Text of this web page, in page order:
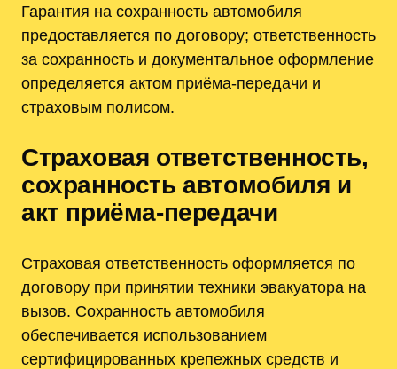
Гарантия на сохранность автомобиля
предоставляется по договору; ответственность
за сохранность и документальное оформление
определяется актом приёма-передачи и
страховым полисом.
Страховая ответственность,
сохранность автомобиля и
акт приёма-передачи
Страховая ответственность оформляется по
договору при принятии техники эвакуатора на
вызов. Сохранность автомобиля
обеспечивается использованием
сертифицированных крепежных средств и